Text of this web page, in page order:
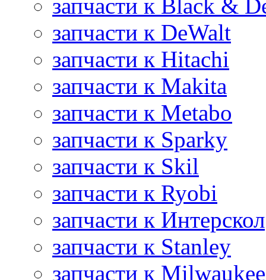
запчасти к Black &
запчасти к DeWalt
запчасти к Hitachi
запчасти к Makita
запчасти к Metabo
запчасти к Sparky
запчасти к Skil
запчасти к Ryobi
запчасти к Интерскол
запчасти к Stanley
запчасти к Milwaukee